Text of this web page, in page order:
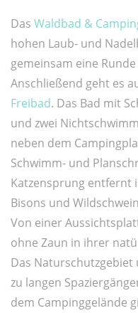
Das Waldbad &
hohen Laub- und
gemeinsam eine
Anschließend geht es
Freibad. Das Bad mit
und zwei
neben dem
Schwimm- und
Katzensprung entfernt
Bisons und
Von einer
ohne Zaun in ihrer
Das
zu langen
dem Campinggelände